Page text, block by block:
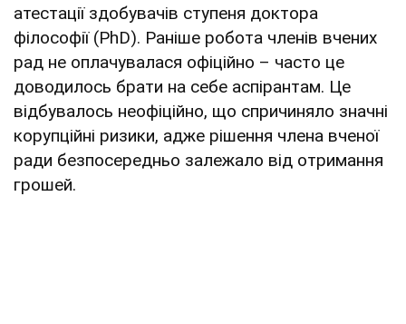
атестації здобувачів ступеня доктора
філософії (PhD). Раніше робота членів вчених
рад не оплачувалася офіційно – часто це
доводилось брати на себе аспірантам. Це
відбувалось неофіційно, що спричиняло значні
корупційні ризики, адже рішення члена вченої
ради безпосередньо залежало від отримання
грошей.